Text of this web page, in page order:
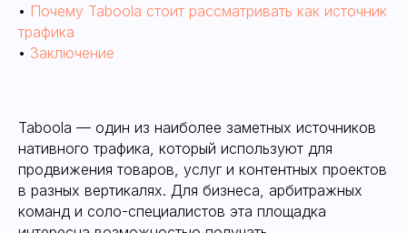
• Почему Taboola стоит рассматривать как источник
трафика
• Заключение
Taboola — один из наиболее заметных источников
нативного трафика, который используют для
продвижения товаров, услуг и контентных проектов
в разных вертикалях. Для бизнеса, арбитражных
команд и соло-специалистов эта площадка
Что такое Taboola и как
работает площадка